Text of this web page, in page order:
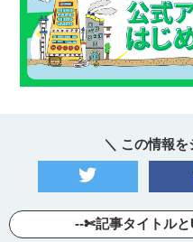
＼ この情報
--✄記事タイトル